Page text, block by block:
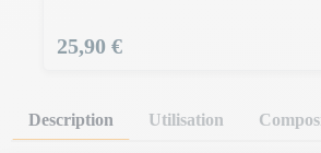
Prix
25,90 €
Description Utilisation